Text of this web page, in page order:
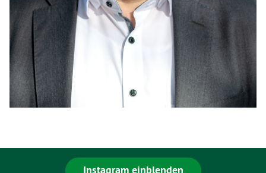
Instagram einblenden